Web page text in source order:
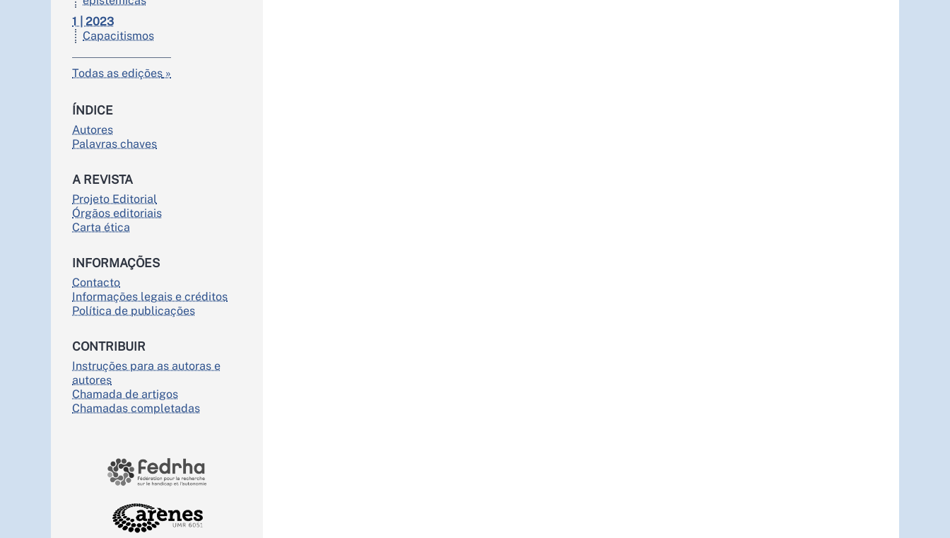
1 | 2023
Capacitismos
Todas as edições
ÍNDICE
Autores
Palavras chaves
A REVISTA
Projeto Editorial
Órgãos editoriais
Carta ética
INFORMAÇÕES
Contacto
Informações legais e créditos
Política de publicações
CONTRIBUIR
Instruções para as autoras e
autores
Chamada de artigos
Chamadas completadas
PARTENAIRES